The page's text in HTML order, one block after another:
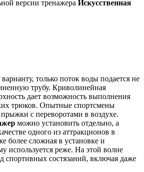
версии тренажера Искусственная
только поток воды подается не
трубу. Криволинейная
дает возможность выполнения
трюков. Опытные спортсмены
с переворотами в воздухе.
можно установить отдельно, а
одного из аттракционов в
более сложная в установке и
используется реже. На этой волне
спортивных состязаний, включая даже